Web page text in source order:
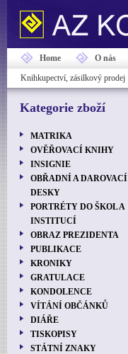
Home O nás
Knihkupectví, zásilkový prodej
Kategorie zboží
MATRIKA
OVĚŘOVACÍ KNIHY
INSIGNIE
OBŘADNÍ A DAROVACÍ
DESKY
PORTRÉTY DO ŠKOL A
INSTITUCÍ
OBRAZ PREZIDENTA
PUBLIKACE
KRONIKY
GRATULACE
KONDOLENCE
VÍTÁNÍ OBČÁNKŮ
DIÁŘE
TISKOPISY
STÁTNÍ ZNAKY